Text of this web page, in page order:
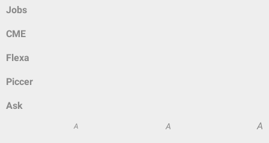
Jobs
CME
Flexa
Piccer
Ask
A A A